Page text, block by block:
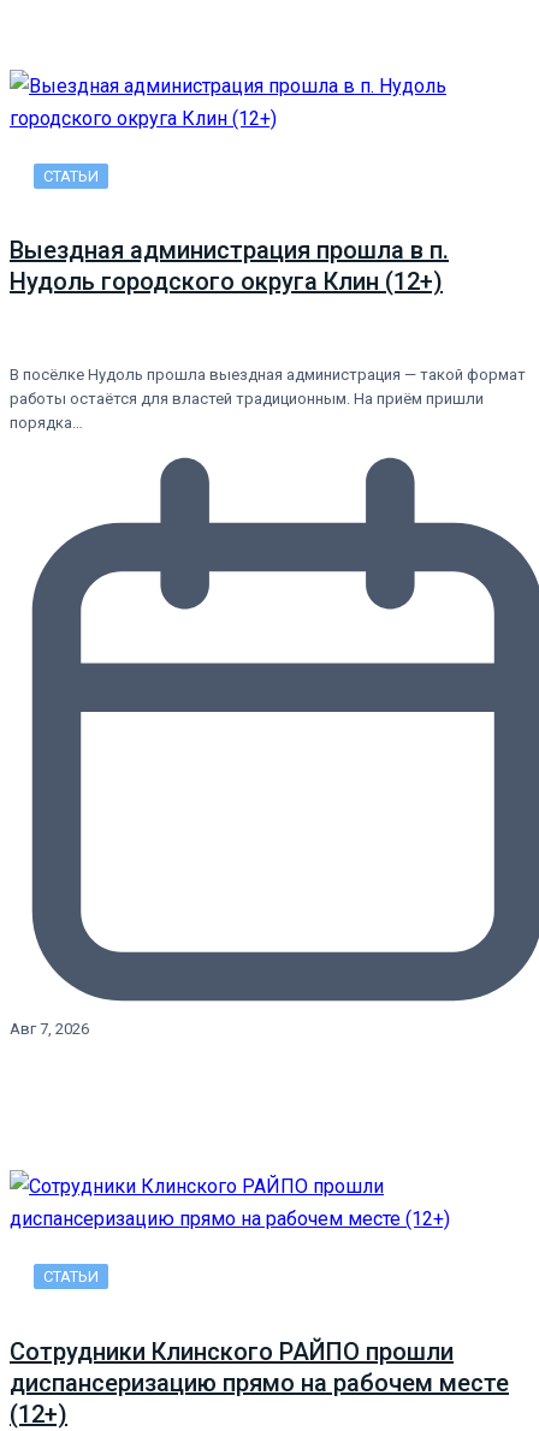
СТАТЬИ
Выездная администрация прошла в п.
Нудоль городского округа Клин (12+)
В посёлке Нудоль прошла выездная администрация — такой формат
работы остаётся для властей традиционным. На приём пришли
порядка…
Авг 7, 2026
СТАТЬИ
Сотрудники Клинского РАЙПО прошли
диспансеризацию прямо на рабочем месте
(12+)